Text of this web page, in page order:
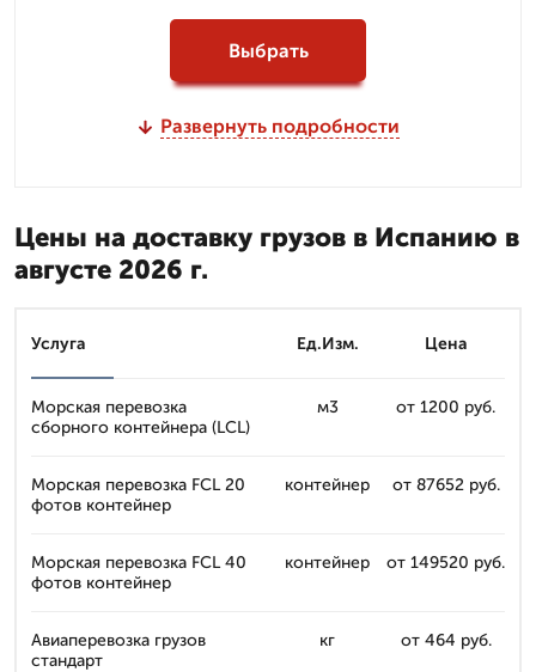
Выбрать
Развернуть подробности
Цены на доставку грузов в Испанию в
августе 2026 г.
Услуга Ед.Изм. Цена
Морская перевозка
сборного контейнера (LCL)
м3 от 1200 руб.
Морская перевозка FCL 20
фотов контейнер
контейнер от 87652 руб.
Морская перевозка FCL 40
фотов контейнер
контейнер от 149520 руб.
Авиаперевозка грузов
стандарт
кг от 464 руб.